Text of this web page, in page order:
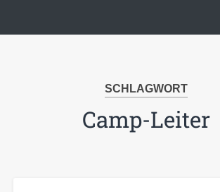
SCHLAGWORT
Camp-Leiter